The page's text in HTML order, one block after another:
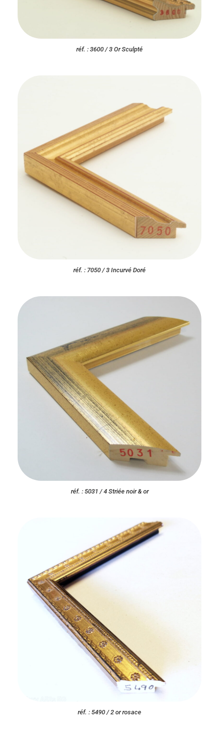
réf. : 3600 / 3 Or Sculpté
réf. : 7050 / 3 Incurvé Doré
réf. : 5031 / 4 Striée noir & or
réf. : 5490 / 2 or rosace